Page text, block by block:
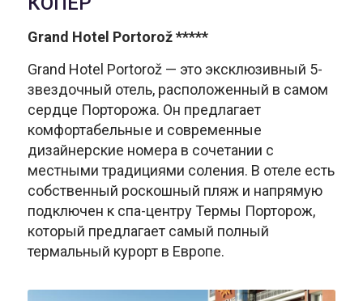
Grand Hotel Portorož *****
Grand Hotel Portorož — это эксклюзивный 5-
звездочный отель, расположенный в самом
сердце Порторожа. Он предлагает
комфортабельные и современные
дизайнерские номера в сочетании с
местными традициями соления. В отеле есть
собственный роскошный пляж и напрямую
подключен к спа-центру Термы Порторож,
который предлагает самый полный
термальный курорт в Европе.